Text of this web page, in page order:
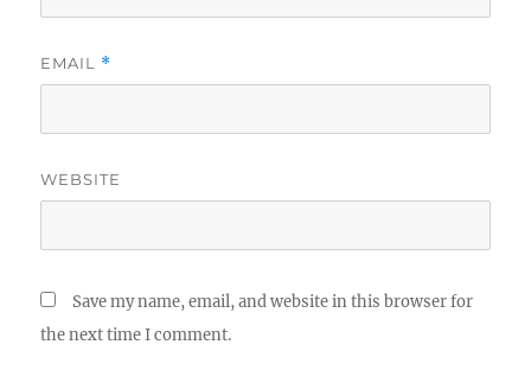
EMAIL *
WEBSITE
Save my name, email, and website in this browser for
the next time I comment.